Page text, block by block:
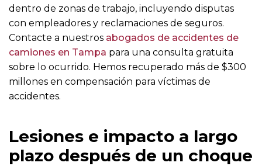
dentro de zonas de trabajo, incluyendo disputas
con empleadores y reclamaciones de seguros.
Contacte a nuestros abogados de accidentes de
camiones en Tampa para una consulta gratuita
sobre lo ocurrido. Hemos recuperado más de $300
millones en compensación para víctimas de
accidentes.
Lesiones e impacto a largo
plazo después de un choque